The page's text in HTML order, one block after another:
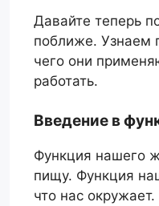
Давайте теперь
поближе. Узнаем
чего они
работать.
Введение в
Функция нашего
пищу. Функция
что нас